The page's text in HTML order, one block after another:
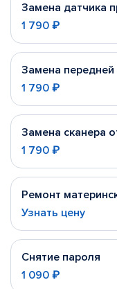
Замена датчика
1 790 ₽
Замена
1 790 ₽
Замена сканера
1 790 ₽
Ремонт
Узнать цену
Снятие пароля
1 090 ₽